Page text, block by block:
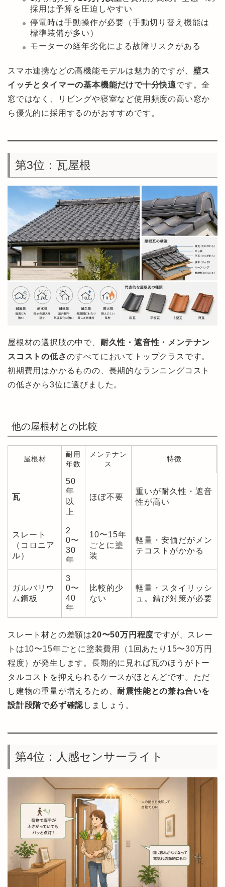
採用は予算を圧迫しやすい
停電時は手動操作が必要（手動切り替え機能は
標準装備が多い）
モーターの経年劣化による故障リスクがある
スマホ連携などの高機能モデルは魅力的ですが、 壁ス
イッチとタイマーの基本機能だけで十分快適です。全
窓ではなく、リビングや寝室など使用頻度の高い窓か
ら優先的に採用するのがおすすめです。
第3位：瓦屋根
屋根材の選択肢の中で、 耐久性・遮音性・メンテナン
スコストの低さのすべてにおいてトップクラスです。
初期費用はかかるものの、長期的なランニングコスト
の低さから3位に選びました。
他の屋根材との比較
屋根材
耐用
年数
メンテナン
ス
特徴
瓦
50
年
以
上
ほぼ不要
重いが耐久性・遮音
性が高い
スレート
（コロニア
ル）
2
0〜
30
年
10〜15年
ごとに塗
装
軽量・安価だがメン
テコストがかかる
ガルバリウ
ム鋼板
3
0〜
40
年
比較的少
ない
軽量・スタイリッシ
ュ。錆び対策が必要
スレート材との差額は20〜50万円程度ですが、スレー
トは10〜15年ごとに塗装費用（1回あたり15〜30万円
程度）が発生します。長期的に見れば瓦のほうがトー
タルコストを抑えられるケースがほとんどです。ただ
し建物の重量が増えるため、耐震性能との兼ね合いを
設計段階で必ず確認 しましょう。
第4位：人感センサーライト